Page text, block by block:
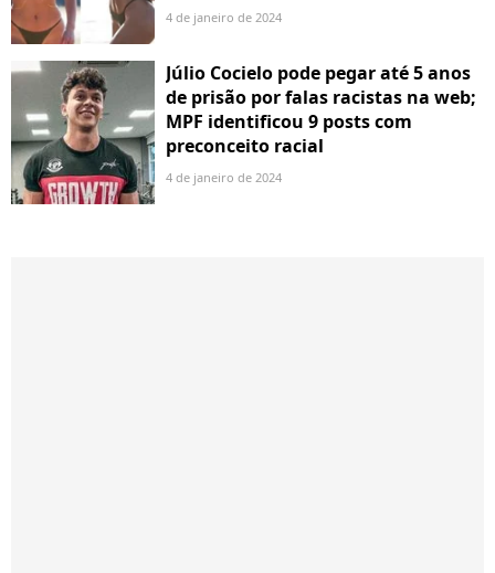
4 de janeiro de 2024
Júlio Cocielo pode pegar até 5 anos
de prisão por falas racistas na web;
MPF identificou 9 posts com
preconceito racial
4 de janeiro de 2024